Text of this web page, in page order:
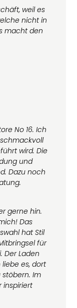
weil es
nicht in
macht den
No 16. Ich
wird. Die
und
Dazu noch
gerne hin.
Das
hat Stil
für
Der Laden
es, dort
Im
inspiriert